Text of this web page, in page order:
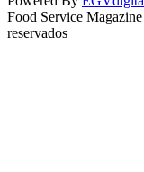
Food Service
reservados